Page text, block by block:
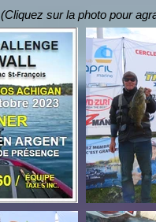
(Cliquez sur la photo pour